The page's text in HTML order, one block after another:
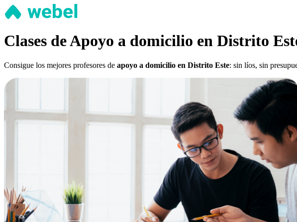
Clases de Apoyo a domicilio en Distrito
Consigue los mejores profesores de apoyo a domicilio en Distrito Este: sin líos, sin